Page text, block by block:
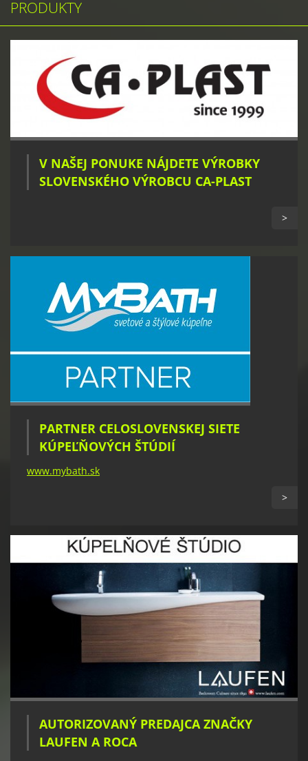
PRODUKTY
V NAŠEJ PONUKE NÁJDETE VÝROBKY
SLOVENSKÉHO VÝROBCU CA-PLAST
>
PARTNER CELOSLOVENSKEJ SIETE
KÚPEĽŇOVÝCH ŠTÚDIÍ
www.mybath.sk
>
AUTORIZOVANÝ PREDAJCA ZNAČKY
LAUFEN A ROCA